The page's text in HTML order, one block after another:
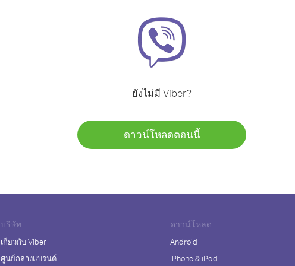
ยังไม่มี Viber?
ดาวน์โหลดตอนนี้
บริษัท
เกี่ยวกับ Viber
ศูนย์กลางแบรนด์
ดาวน์โหลด
Android
iPhone & iPad